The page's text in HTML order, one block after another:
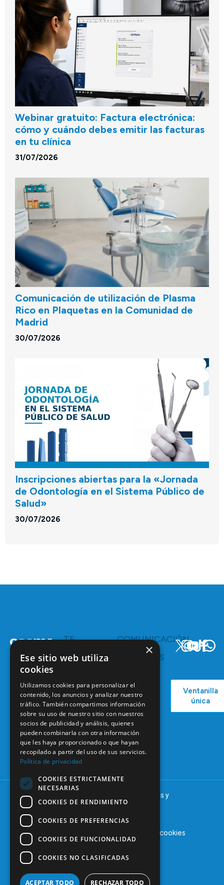
Webinar gratuito: Factura electrónica:
cómo y cuándo debes emitir las facturas
en tu clínica
31/07/2026
Comunicación de utilización de Plasma
Rico en Plaquetas en la Comunidad de
Madrid
30/07/2026
Inscripciones abiertas para la «Jornada
de Odontología en el Sistema Público de
Salud»
30/07/2026
C/ Mauricio
Legendre,
28046
Madrid
91 561 29 05
informacion@coem.org.es
TE
Servicios y
Bolsa de
Empleo
Formación
Continuada
Tablón de
anuncios
COMUNICACIÓN
RECURSOS
Podcast
Actualidad
Ventanilla
única
© 2025 – COEM – Colegio Oficial de Odontólogos y
Estomatólogos de la I región
Aviso legal Política de cookies
×
Ese sitio web utiliza
cookies
Utilizamos cookies para personalizar el
contenido, los anuncios y analizar nuestro
tráfico. También compartimos información
sobre su uso de nuestro sitio con nuestros
socios de publicidad y análisis, quienes
pueden combinarla con otra información
que les haya proporcionado o que hayan
recopilado a partir del uso de sus servicios.
Política de privacidad
COOKIES ESTRICTAMENTE
NECESARIAS
COOKIES DE RENDIMIENTO
COOKIES DE PREFERENCIAS
COOKIES DE FUNCIONALIDAD
COOKIES NO CLASIFICADAS
ACEPTAR TODO RECHAZAR TODO